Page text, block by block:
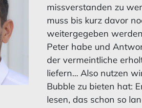
missverstanden zu
muss bis kurz davor
weitergegeben
Peter habe und
der vermeintliche
liefern… Also nutzen
Bubble zu bieten hat:
lesen, das schon so